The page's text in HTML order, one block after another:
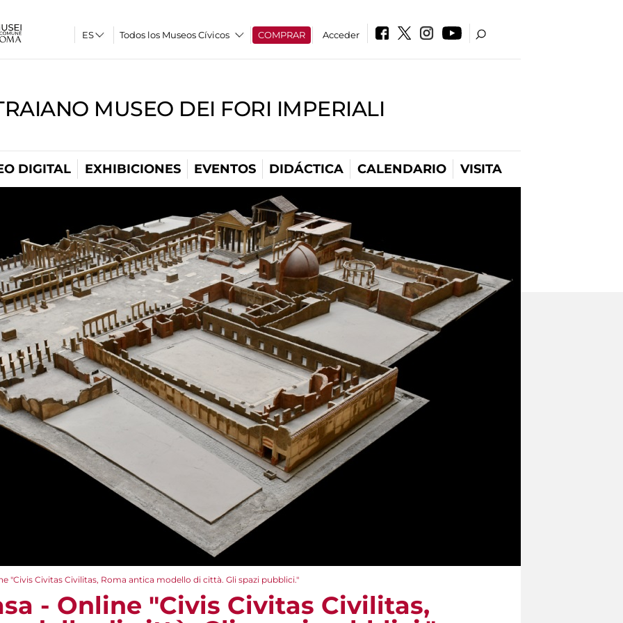
Todos los Museos Cívicos COMPRAR Acceder
MUSEO DEI FORI IMPERIALI
DIGITAL EXHIBICIONES EVENTOS DIDÁCTICA CALENDARIO VISITA
"Civis Civitas Civilitas, Roma antica modello di città. Gli spazi pubblici."
- Online "Civis Civitas Civilitas,